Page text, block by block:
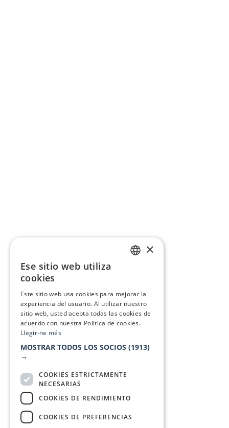
×
Ese sitio web utiliza
cookies
Este sitio web usa cookies para mejorar la
experiencia del usuario. Al utilizar nuestro
sitio web, usted acepta todas las cookies de
acuerdo con nuestra Política de cookies.
Llegir-ne més
MOSTRAR TODOS LOS SOCIOS (1913)
→
COOKIES ESTRICTAMENTE
NECESARIAS
COOKIES DE RENDIMIENTO
COOKIES DE PREFERENCIAS